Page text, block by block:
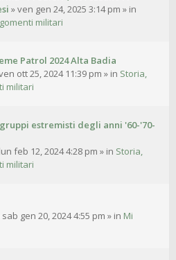
»ven gen 24, 2025 3:14 pm » in
militari
Patrol 2024 Alta Badia
ott 25, 2024 11:39 pm » in Storia,
militari
estremisti degli anni '60-'70-
lun feb 12, 2024 4:28 pm » in Storia,
militari
sab gen 20, 2024 4:55 pm » in Mi